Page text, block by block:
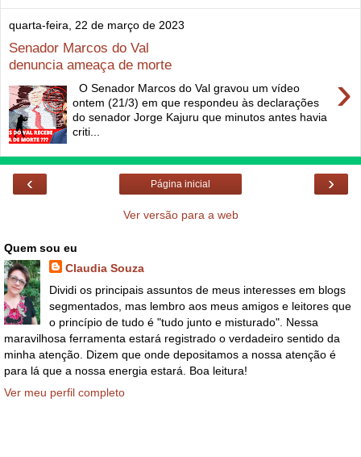
quarta-feira, 22 de março de 2023
Senador Marcos do Val
denuncia ameaça de morte
›
O Senador Marcos do Val gravou um vídeo
ontem (21/3) em que respondeu às declarações
do senador Jorge Kajuru que minutos antes havia
criti...
‹ ›
Página inicial
Ver versão para a web
Quem sou eu
Claudia Souza
Dividi os principais assuntos de meus interesses em blogs
segmentados, mas lembro aos meus amigos e leitores que
o princípio de tudo é "tudo junto e misturado". Nessa
maravilhosa ferramenta estará registrado o verdadeiro sentido da
minha atenção. Dizem que onde depositamos a nossa atenção é
para lá que a nossa energia estará. Boa leitura!
Ver meu perfil completo